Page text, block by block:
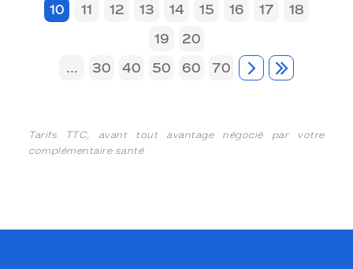
10
11 12 13 14 15 16 17
18
19
20
...
30 40 50 60 70
Tarifs TTC, avant tout avantage négocié par votre
complémentaire santé